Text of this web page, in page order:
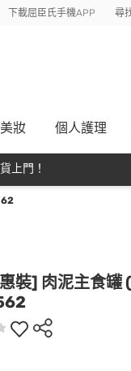
下載屈臣氏手機APP 尋
美妝 個人護理
上門！
裝] 肉泥主食罐